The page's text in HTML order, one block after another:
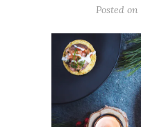
Posted on